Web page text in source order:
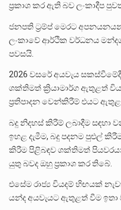
ප්‍රකාශ කර ඇති බව ලංකාදීප
ජනපති ට්‍රම්ප් මෙරට
ලංකාවේ ආර්ථික වර්ධනය
පවසයි.
2026 වසරේ අයවැය
ශක්තිමත් ක්‍රියාමාර්ග ඇතුළත්
ප්‍රතිපාදන වෙන්කිරීම් එයට
බදු නිදහස් කිරීම් ලබාදීම
ඉහළ දැමීම, බදු පදනම පුළුල්
කිරීම පිළිබඳව ශක්තිමත්
යුතු බවද ඔහු ප්‍රකාශ කර තිබේ.
එසේම රාජ්‍ය වියදම් හිඟයක්
යන්ද අයවැයට ඇතුළත් වීම ඉතා